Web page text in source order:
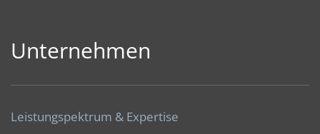
Unternehmen
Leistungspektrum & Expertise